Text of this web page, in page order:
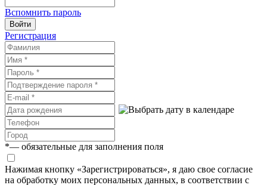
Вспомнить пароль
Войти
Регистрация
*— обязательные для заполнения поля
Нажимая кнопку «Зарегистрироваться», я даю свое согласие
на обработку моих персональных данных, в соответствии с